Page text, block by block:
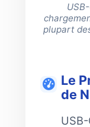
plupart
Le
de